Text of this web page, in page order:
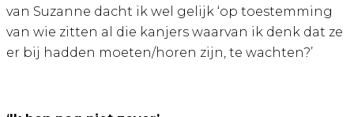
van Suzanne dacht ik wel gelijk ‘op toestemming
van wie zitten al die kanjers waarvan ik denk dat ze
er bij hadden moeten/horen zijn, te wachten?’